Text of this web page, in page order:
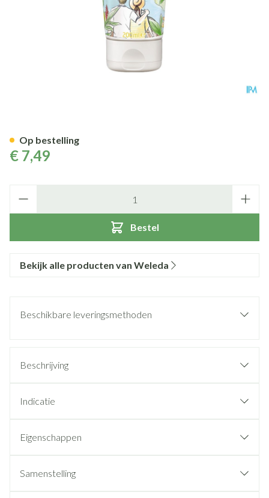
€ 7,49
Bestel
Op bestelling
Bekijk alle producten van Weleda
Beschikbare leveringsmethoden
Beschrijving
Indicatie
Eigenschappen
Samenstelling